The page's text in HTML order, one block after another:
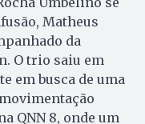
Matheus
da
O trio saiu em
em busca de uma
QNN 8, onde um